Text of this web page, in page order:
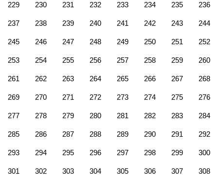
229 230 231 232 233 234 235 236
237 238 239 240 241 242 243 244
245 246 247 248 249 250 251 252
253 254 255 256 257 258 259 260
261 262 263 264 265 266 267 268
269 270 271 272 273 274 275 276
277 278 279 280 281 282 283 284
285 286 287 288 289 290 291 292
293 294 295 296 297 298 299 300
301 302 303 304 305 306 307 308